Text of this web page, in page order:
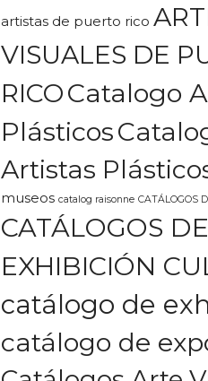
artistas de puerto rico
VISUALES DE
RICOCatalogo
Plásticos
Artistas
museos catalog raisonne CATÁLOGOS
CATÁLOGOS DE
EXHIBICIÓN
catálogo de
catálogo de